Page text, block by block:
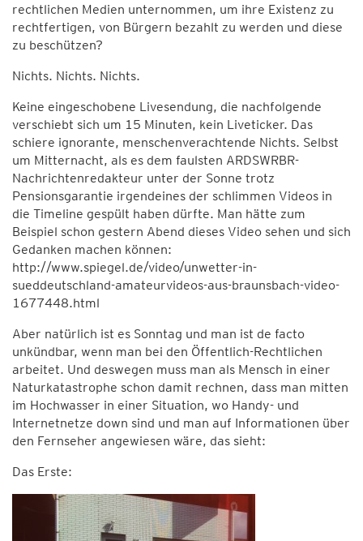
rechtlichen Medien unternommen, um ihre Existenz zu
rechtfertigen, von Bürgern bezahlt zu werden und diese
zu beschützen?
Nichts. Nichts. Nichts.
Keine eingeschobene Livesendung, die nachfolgende
verschiebt sich um 15 Minuten, kein Liveticker. Das
schiere ignorante, menschenverachtende Nichts. Selbst
um Mitternacht, als es dem faulsten ARDSWRBR-
Nachrichtenredakteur unter der Sonne trotz
Pensionsgarantie irgendeines der schlimmen Videos in
die Timeline gespült haben dürfte. Man hätte zum
Beispiel schon gestern Abend dieses Video sehen und sich
Gedanken machen können:
http://www.spiegel.de/video/unwetter-in-
sueddeutschland-amateurvideos-aus-braunsbach-video-
1677448.html
Aber natürlich ist es Sonntag und man ist de facto
unkündbar, wenn man bei den Öffentlich-Rechtlichen
arbeitet. Und deswegen muss man als Mensch in einer
Naturkatastrophe schon damit rechnen, dass man mitten
im Hochwasser in einer Situation, wo Handy- und
Internetnetze down sind und man auf Informationen über
den Fernseher angewiesen wäre, das sieht:
Das Erste: